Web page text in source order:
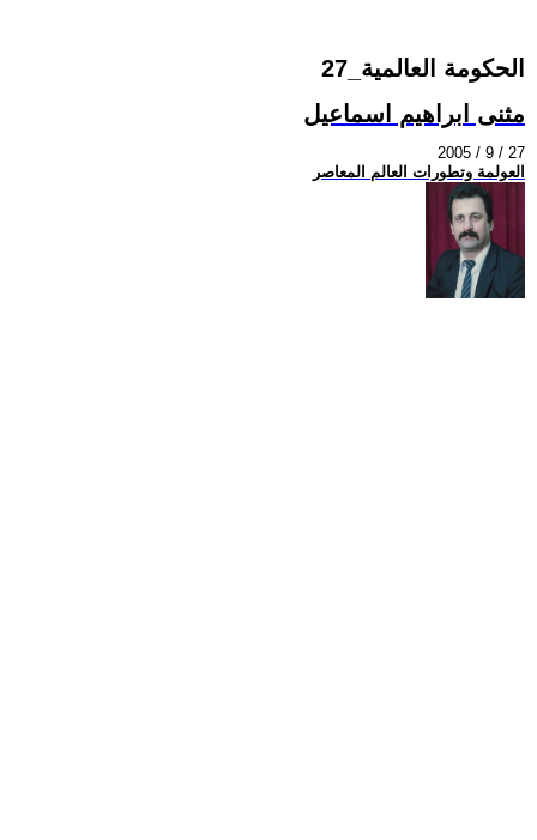
الحكومة العالمية_27
مثنى ابراهيم اسماعيل
2005 / 9 / 27
العولمة وتطورات العالم المعاصر